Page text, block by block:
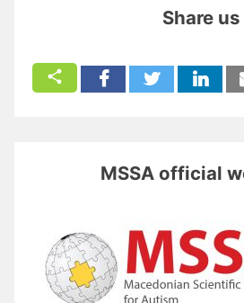
Share us
MSSA official